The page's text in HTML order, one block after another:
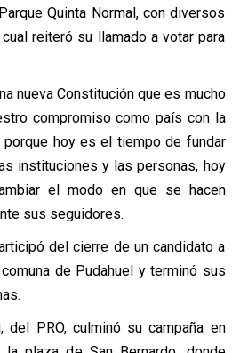
Quinta Normal, con diversos
reiteró su llamado a votar para
nueva Constitución que es mucho
compromiso como país con la
hoy es el tiempo de fundar
instituciones y las personas, hoy
el modo en que se hacen
sus seguidores.
del cierre de un candidato a
de Pudahuel y terminó sus
del PRO, culminó su campaña en